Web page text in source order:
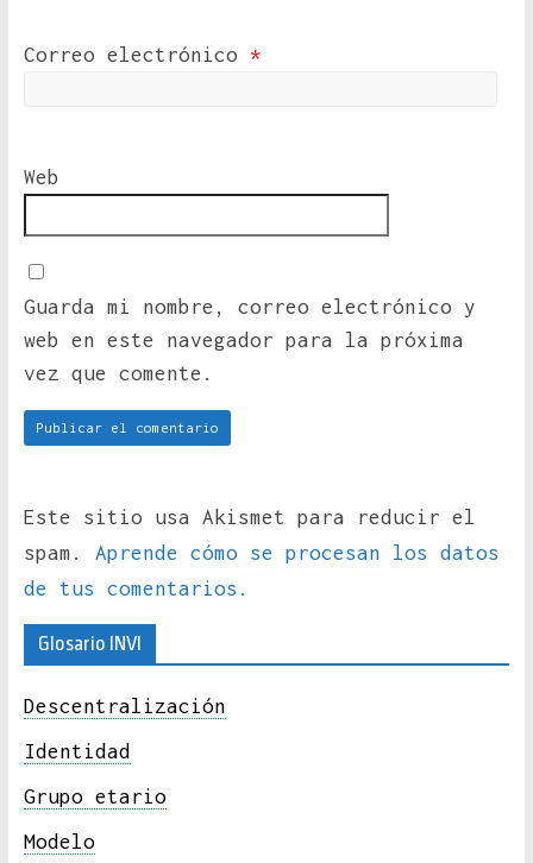
Correo electrónico *
Web
Guarda mi nombre, correo electrónico y
web en este navegador para la próxima
vez que comente.
Este sitio usa Akismet para reducir el
spam. Aprende cómo se procesan los datos
de tus comentarios.
Glosario INVI
Descentralización
Identidad
Grupo etario
Modelo